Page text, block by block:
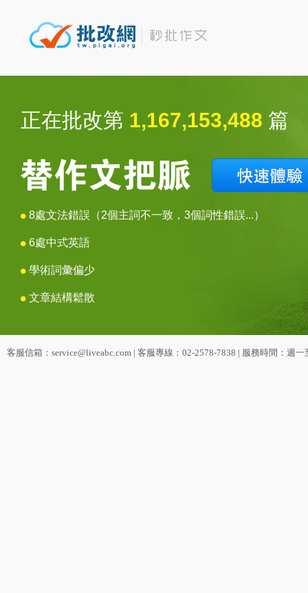
正在批改第 1,167,153,488 篇
8處文法錯誤（2個主詞不一致，3個詞性錯誤...）
6處中式英語
學術詞彙偏少
文章結構鬆散
客服信箱：service@liveabc.com | 客服專線：02-2578-7838 | 服務時間：週一